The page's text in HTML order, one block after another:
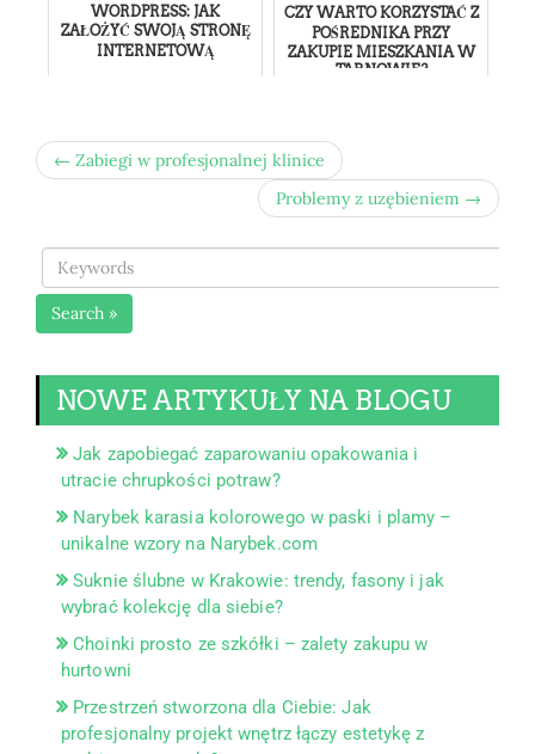
WORDPRESS: JAK
ZAŁOŻYĆ SWOJĄ STRONĘ
INTERNETOWĄ
CZY WARTO KORZYSTAĆ Z
POŚREDNIKA PRZY
ZAKUPIE MIESZKANIA W
TARNOWIE?
← Zabiegi w profesjonalnej klinice
Problemy z uzębieniem →
Search »
NOWE ARTYKUŁY NA BLOGU
Jak zapobiegać zaparowaniu opakowania i
utracie chrupkości potraw?
Narybek karasia kolorowego w paski i plamy –
unikalne wzory na Narybek.com
Suknie ślubne w Krakowie: trendy, fasony i jak
wybrać kolekcję dla siebie?
Choinki prosto ze szkółki – zalety zakupu w
hurtowni
Przestrzeń stworzona dla Ciebie: Jak
profesjonalny projekt wnętrz łączy estetykę z